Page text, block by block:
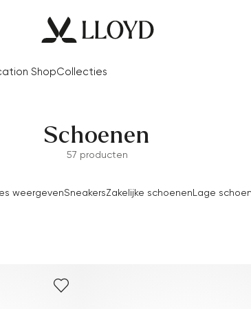
ShopCollecties
Schoenen
57 producten
weergevenSneakersZakelijke schoenenLage